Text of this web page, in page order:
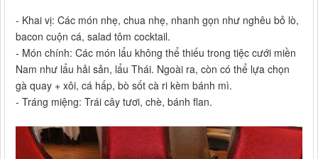
- Khai vị: Các món nhẹ, chua nhẹ, nhanh gọn như nghêu bỏ lò,
bacon cuộn cá, salad tôm cocktail.
- Món chính: Các món lẩu không thể thiếu trong tiệc cưới miền
Nam như lẩu hải sản, lẩu Thái. Ngoài ra, còn có thể lựa chọn
gà quay + xôi, cá hấp, bò sốt cà ri kèm bánh mì.
- Tráng miệng: Trái cây tươi, chè, bánh flan.